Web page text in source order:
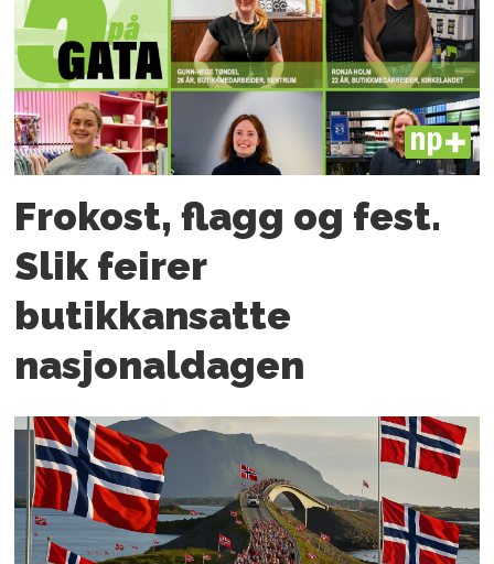
PLUS
Frokost, flagg og fest.
Slik feirer
butikkansatte
nasjonaldagen